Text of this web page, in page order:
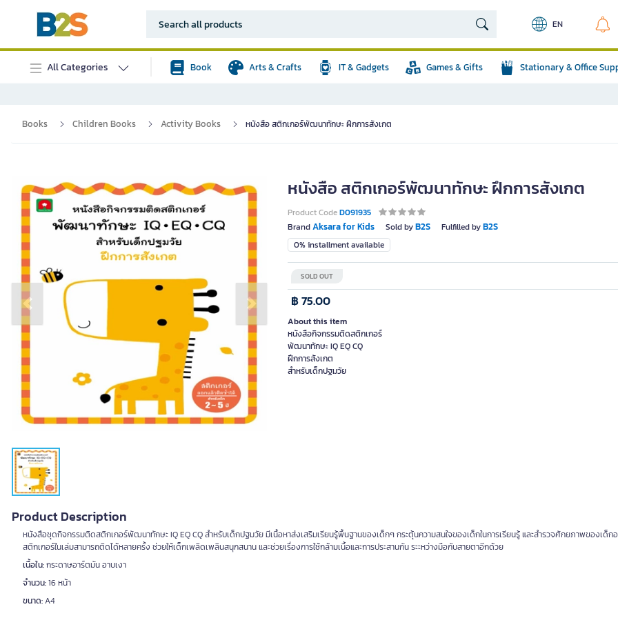
EN
All Categories Book Arts & Crafts IT & Gadgets Games & Gifts Stationary & Office
Books Children Books Activity Books หนังสือ สติกเกอร์พัฒนาทักษะ ฝึกการสังเกต
Previous slide Next slide
หนังสือ สติกเกอร์พัฒนาทักษะ ฝึกการสังเกต
Product CodeD091935
BrandAksara for Kids Sold byB2S Fulfilled byB2S
0% installment available
SOLD OUT
฿ 75.00
About this item
หนังสือกิจกรรมติดสติกเกอร์
พัฒนาทักษะ IQ EQ CQ
ฝึกการสังเกต
สำหรับเด็กปฐมวัย
Product Description
หนังสือชุดกิจกรรมติดสติกเกอร์พัฒนาทักษะ IQ EQ CQ สำหรับเด็กปฐมวัย มีเนื้อหาส่งเสริมเรียนรู้พื้นฐานของเด็กๆ กระตุ้นความสนใจของเด็กในการเรียนรู้ และสำรวจศักยภาพของเด็ก
สติกเกอร์ในเล่มสามารถติดได้หลายครั้ง ช่วยให้เด็กเพลิดเพลินสนุกสนาน และช่วยเรื่องการใช้กล้ามเนื้อและการประสานกัน ระะหว่างมือกับสายตาอีกด้วย
เนื้อใน:กระดาษอาร์ตมัน อาบเงา
จำนวน:16 หน้า
ขนาด:A4